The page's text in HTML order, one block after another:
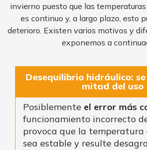
invierno puesto que las temperaturas
es continuo y, a largo plazo, esto
deterioro. Existen varios motivos y
exponemos a
Desequilibrio hidráulico:
mitad del uso
Posiblemente el error más
funcionamiento incorrecto
provoca que la temperatura
sea estable y resulte